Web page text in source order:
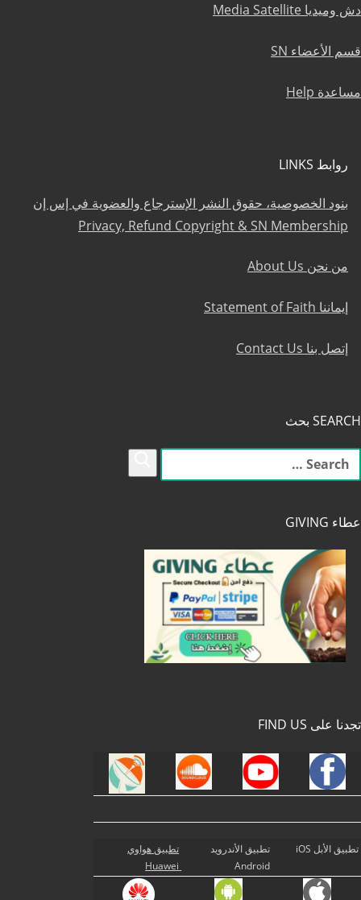
دش وميديا Media Satellite
قسم الأعضاء SN
مساعدة Help
روابط LINKS
بنود الخصوصية، حقوق النشر الإسترجاع والعضوية في إس إن
Privacy, Refund Copyright & SN Membership
من نحن About Us
إيماننا Statement of Faith
إتصل بنا Contact Us
SEARCH بحث
البحث
عن:
عطاء GIVING
تجدنا على FIND US
تطبيق الأبل iOS
تطبيق الأندرويد
Android
تطبيق هواوي